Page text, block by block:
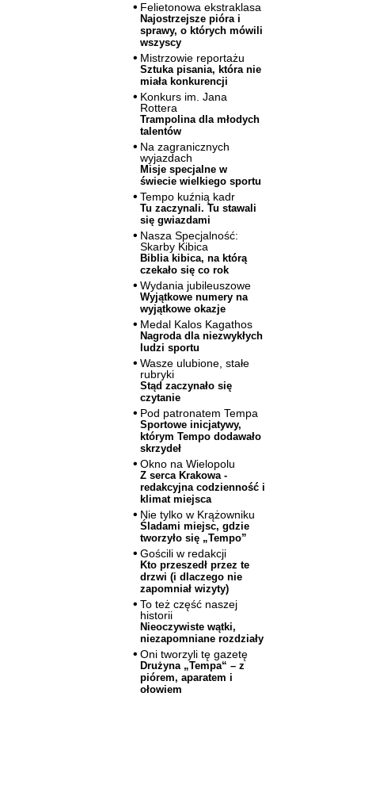
Felietonowa ekstraklasa
Najostrzejsze pióra i
sprawy, o których mówili
wszyscy
Mistrzowie reportażu
Sztuka pisania, która nie
miała konkurencji
Konkurs im. Jana
Rottera
Trampolina dla młodych
talentów
Na zagranicznych
wyjazdach
Misje specjalne w
świecie wielkiego sportu
Tempo kuźnią kadr
Tu zaczynali. Tu stawali
się gwiazdami
Nasza Specjalność:
Skarby Kibica
Biblia kibica, na którą
czekało się co rok
Wydania jubileuszowe
Wyjątkowe numery na
wyjątkowe okazje
Medal Kalos Kagathos
Nagroda dla niezwykłych
ludzi sportu
Wasze ulubione, stałe
rubryki
Stąd zaczynało się
czytanie
Pod patronatem Tempa
Sportowe inicjatywy,
którym Tempo dodawało
skrzydeł
Okno na Wielopolu
Z serca Krakowa -
redakcyjna codzienność i
klimat miejsca
Nie tylko w Krążowniku
Śladami miejsc, gdzie
tworzyło się „Tempo”
Gościli w redakcji
Kto przeszedł przez te
drzwi (i dlaczego nie
zapomniał wizyty)
To też część naszej
historii
Nieoczywiste wątki,
niezapomniane rozdziały
Oni tworzyli tę gazetę
Drużyna „Tempa“ – z
piórem, aparatem i
ołowiem